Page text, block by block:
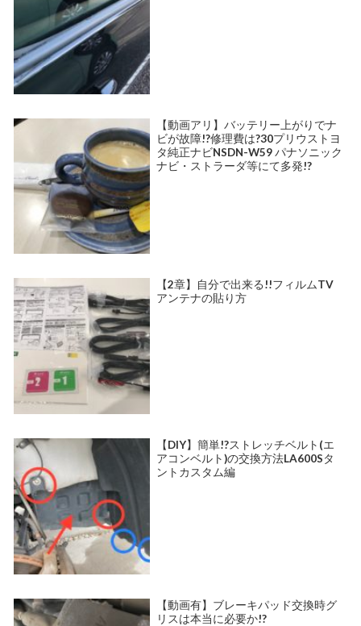
【動画アリ】バッテリー上がりでナ
ビが故障!?修理費は?30プリウストヨ
タ純正ナビNSDN-W59 パナソニック
ナビ・ストラーダ等にて多発!?
【2章】自分で出来る!!フィルムTV
アンテナの貼り方
【DIY】簡単!?ストレッチベルト(エ
アコンベルト)の交換方法LA600Sタ
ントカスタム編
【動画有】ブレーキパッド交換時グ
リスは本当に必要か!?